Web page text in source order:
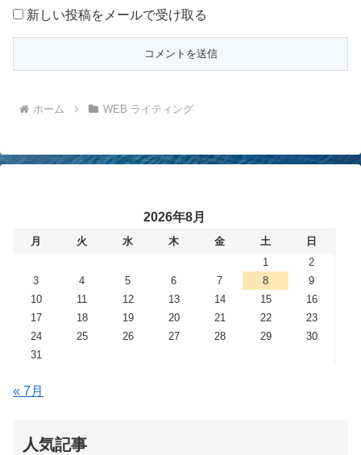
新しい投稿をメールで受け取る
ホーム WEB ライティング
2026年8月
月 火 水 木 金 土
日
1
2
3
4 5 6 7 8
9
10
11 12 13 14 15
16
17
18 19 20 21 22
23
24
25 26 27 28 29
30
31
« 7月
人気記事